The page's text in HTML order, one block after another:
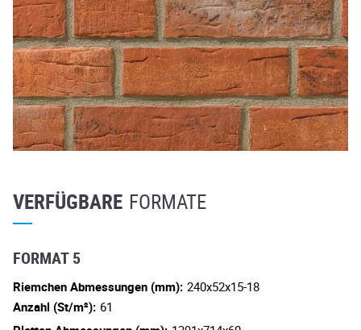
VERFÜGBARE FORMATE
FORMAT 5
Riemchen Abmessungen (mm): 240x52x15-18
Anzahl (St/m²): 61